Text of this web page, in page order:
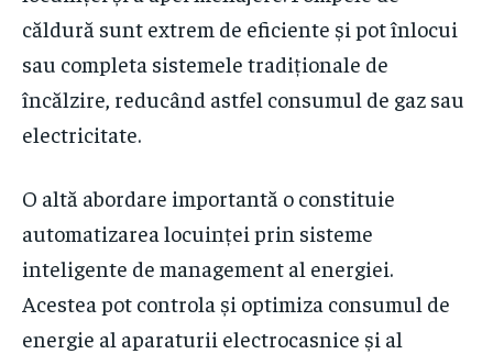
căldură sunt extrem de eficiente și pot înlocui
sau completa sistemele tradiționale de
încălzire, reducând astfel consumul de gaz sau
electricitate.
O altă abordare importantă o constituie
automatizarea locuinței prin sisteme
inteligente de management al energiei.
Acestea pot controla și optimiza consumul de
energie al aparaturii electrocasnice și al